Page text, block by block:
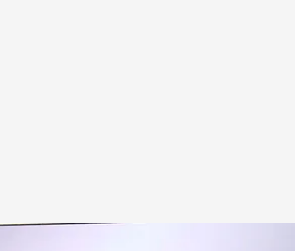
que más menores migrantes